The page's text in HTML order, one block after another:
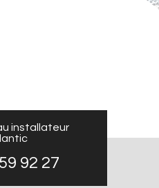
installateur
92 27